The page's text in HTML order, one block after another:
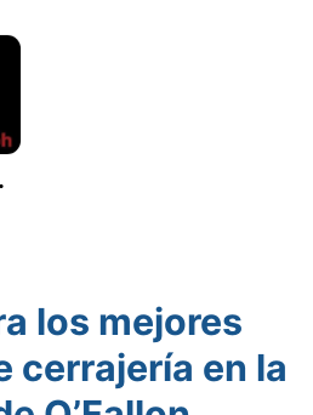
los mejores
cerrajería en la